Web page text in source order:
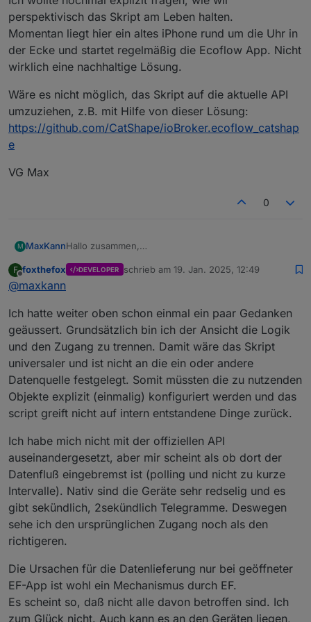
javascript.0	21:53:11.216	info
javascript.0	21:53:11.216	info
javascript.0	21:53:11.216	info
javascript.0	21:53:11.216	info
javascript.0	21:53:11.216	info
javascript.0	21:53:11.219	info
perspektivisch das Skript am Leben halten.
Momentan liegt hier ein altes iPhone rund um die Uhr in
der Ecke und startet regelmäßig die Ecoflow App. Nicht
wirklich eine nachhaltige Lösung.
Wäre es nicht möglich, das Skript auf die aktuelle API
umzuziehen, z.B. mit Hilfe von dieser Lösung:
https://github.com/CatShape/ioBroker.ecoflow_catshap
e
VG Max
0
M MaxKannHallo zusammen,
Mitleser und Praktizierer der ersten Stunde :) Danke
Ich wollte nochmal explizit fragen, wie wir
Uhr in der Ecke und startet regelmäßig die Ecoflow
App. Nicht wirklich eine nachhaltige Lösung.
umzuziehen, z.B. mit Hilfe von dieser Lösung:
https://github.com/CatShape/ioBroker.ecoflow_catsh
VG Max
F
Offline
foxthefox DEVELOPER schrieb am 19. Jan. 2025, 12:49
zuletzt editiert von
@maxkann
Ich hatte weiter oben schon einmal ein paar Gedanken
geäussert. Grundsätzlich bin ich der Ansicht die Logik
und den Zugang zu trennen. Damit wäre das Skript
universaler und ist nicht an die ein oder andere
Datenquelle festgelegt. Somit müssten die zu nutzenden
Objekte explizit (einmalig) konfiguriert werden und das
script greift nicht auf intern entstandene Dinge zurück.
Ich habe mich nicht mit der offiziellen API
auseinandergesetzt, aber mir scheint als ob dort der
Datenfluß eingebremst ist (polling und nicht zu kurze
Intervalle). Nativ sind die Geräte sehr redselig und es
gibt sekündlich, 2sekündlich Telegramme. Deswegen
sehe ich den ursprünglichen Zugang noch als den
richtigeren.
Die Ursachen für die Datenlieferung nur bei geöffneter
EF-App ist wohl ein Mechanismus durch EF.
Es scheint so, daß nicht alle davon betroffen sind. Ich
zum Glück nicht. Auch kann es an den Geräten liegen,